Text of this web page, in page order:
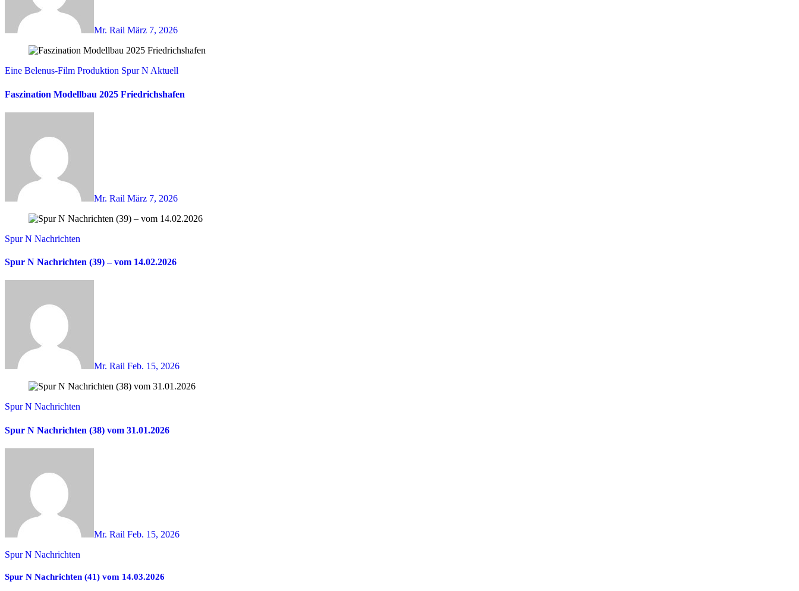
Mr. Rail März 7, 2026
Eine Belenus-Film Produktion Spur N Aktuell
Faszination Modellbau 2025 Friedrichshafen
Mr. Rail März 7, 2026
Spur N Nachrichten
Spur N Nachrichten (39) – vom 14.02.2026
Mr. Rail Feb. 15, 2026
Spur N Nachrichten
Spur N Nachrichten (38) vom 31.01.2026
Mr. Rail Feb. 15, 2026
Spur N Nachrichten
Spur N Nachrichten (41) vom 14.03.2026